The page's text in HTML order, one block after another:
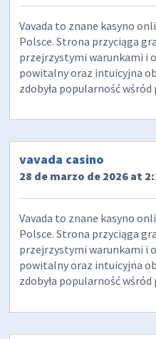
Vavada to znane kasyno
Polsce. Strona przyciąga
przejrzystymi warunkami i
powitalny oraz intuicyjna
zdobyła popularność
vavada casino
28 de marzo de 2026 at
Vavada to znane kasyno
Polsce. Strona przyciąga
przejrzystymi warunkami i
powitalny oraz intuicyjna
zdobyła popularność